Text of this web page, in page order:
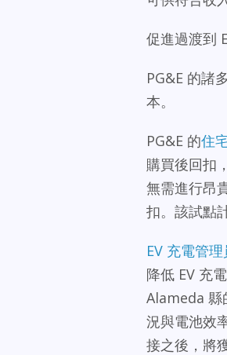
促進過渡到
PG&E 的諸
本。
PG&E 的住
購買後回扣
無需進行昂
扣。該試點
EV 充電管理
降低 EV 充
Alameda 縣
況與電池效
接之後，將